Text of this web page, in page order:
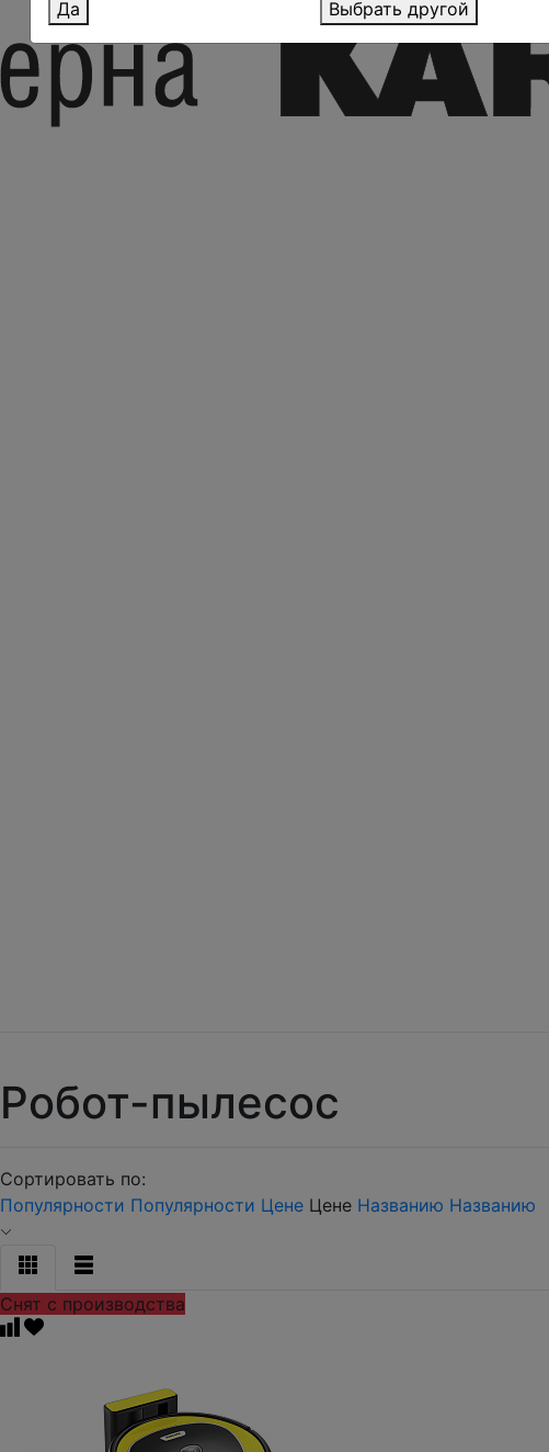
Робот-пылесос
Сортировать по:
Популярности Популярности Цене Цене Названию Названию
Снят с производства
Да Выбрать другой